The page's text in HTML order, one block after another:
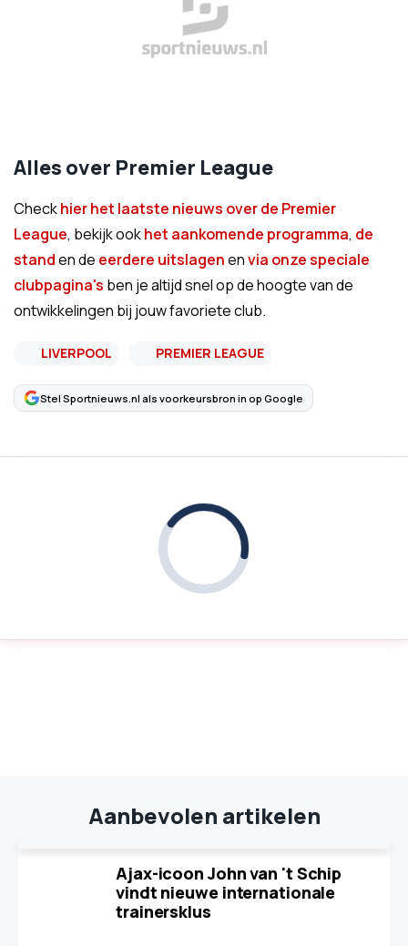
Alles over Premier League
Checkhier het laatste nieuws over de Premier
League, bekijk ookhet aankomende programma, de
standen de eerdere uitslagenenvia onze speciale
clubpagina's ben je altijd snel op de hoogte van de
ontwikkelingen bij jouw favoriete club.
LIVERPOOL PREMIER LEAGUE
Stel Sportnieuws.nl als voorkeursbron in op Google
Aanbevolen artikelen
Ajax-icoon John van 't Schip
vindt nieuwe internationale
trainersklus